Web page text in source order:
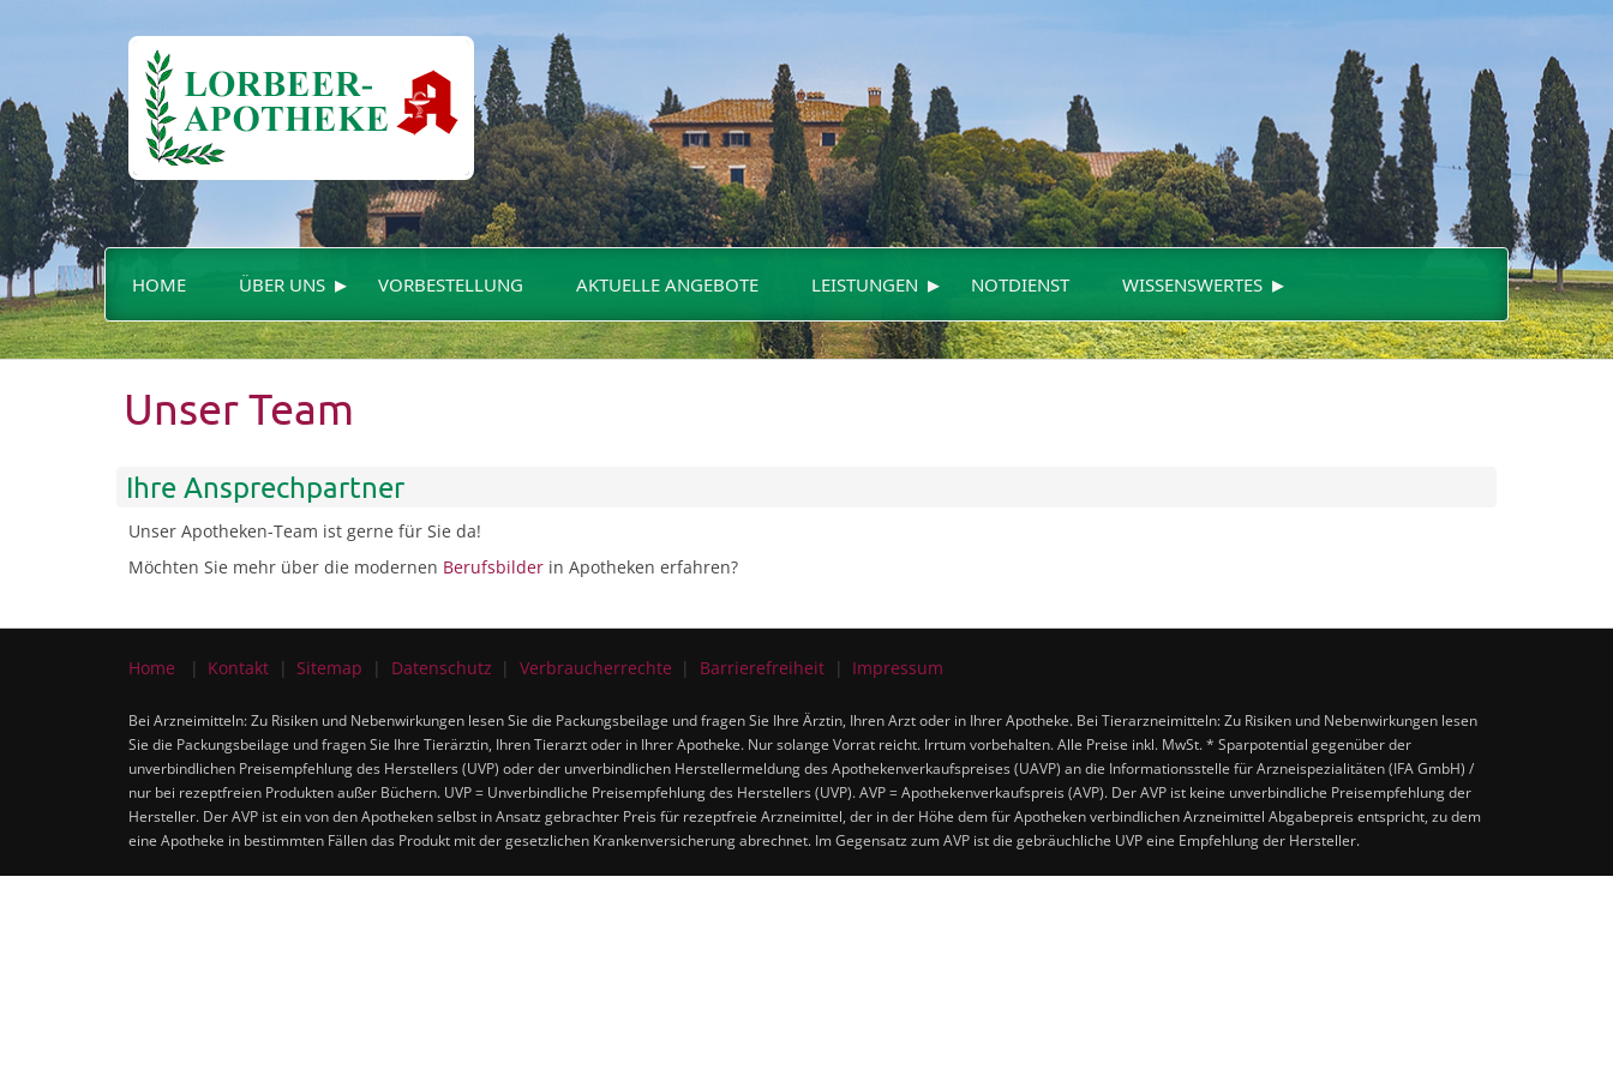
HOME ÜBER UNS ▸ VORBESTELLUNG AKTUELLE ANGEBOTE LEISTUNGEN ▸ NOTDIENST WISSENSWERTES ▸
Unser Team
Ihre Ansprechpartner
Unser Apotheken-Team ist gerne für Sie da!
Möchten Sie mehr über die modernen Berufsbilder in Apotheken erfahren?
Home Kontakt Sitemap Datenschutz Verbraucherrechte Barrierefreiheit Impressum
Bei Arzneimitteln: Zu Risiken und Nebenwirkungen lesen Sie die Packungsbeilage und fragen Sie Ihre Ärztin, Ihren Arzt oder in Ihrer Apotheke. Bei Tierarzneimitteln: Zu Risiken und Nebenwirkungen lesen
Sie die Packungsbeilage und fragen Sie Ihre Tierärztin, Ihren Tierarzt oder in Ihrer Apotheke. Nur solange Vorrat reicht. Irrtum vorbehalten. Alle Preise inkl. MwSt. * Sparpotential gegenüber der
unverbindlichen Preisempfehlung des Herstellers (UVP) oder der unverbindlichen Herstellermeldung des Apothekenverkaufspreises (UAVP) an die Informationsstelle für Arzneispezialitäten (IFA GmbH) /
nur bei rezeptfreien Produkten außer Büchern. UVP = Unverbindliche Preisempfehlung des Herstellers (UVP). AVP = Apothekenverkaufspreis (AVP). Der AVP ist keine unverbindliche Preisempfehlung der
Hersteller. Der AVP ist ein von den Apotheken selbst in Ansatz gebrachter Preis für rezeptfreie Arzneimittel, der in der Höhe dem für Apotheken verbindlichen Arzneimittel Abgabepreis entspricht, zu dem
eine Apotheke in bestimmten Fällen das Produkt mit der gesetzlichen Krankenversicherung abrechnet. Im Gegensatz zum AVP ist die gebräuchliche UVP eine Empfehlung der Hersteller.